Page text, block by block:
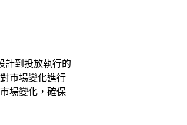
計到投放執行的
市場變化進行
場變化，確保